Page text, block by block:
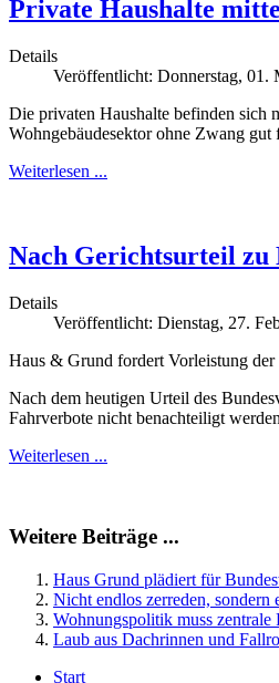
Private Haushalte
Details
Veröffentlicht: Donnerstag, 01.
Die privaten Haushalte befinden sich
Wohngebäudesektor ohne Zwang
Weiterlesen ...
Nach Gerichtsurteil zu
Details
Veröffentlicht: Dienstag, 27.
Haus & Grund fordert Vorleistung der
Nach dem heutigen Urteil des
Fahrverbote nicht benachteiligt
Weiterlesen ...
Weitere Beiträge ...
Haus Grund plädiert für
Nicht endlos zerreden, sondern
Wohnungspolitik muss
Laub aus Dachrinnen und
Start